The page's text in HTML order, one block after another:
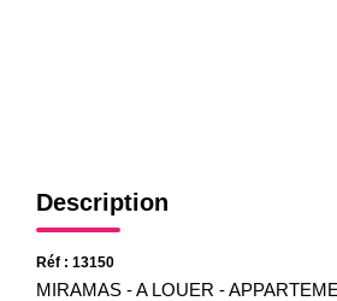
Description
Réf : 13150
MIRAMAS - A LOUER -